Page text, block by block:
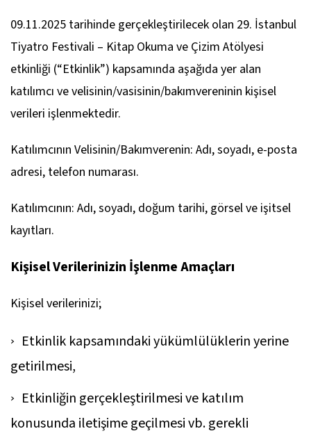
09.11.2025 tarihinde gerçekleştirilecek olan 29. İstanbul
Tiyatro Festivali – Kitap Okuma ve Çizim Atölyesi
etkinliği (“Etkinlik”) kapsamında aşağıda yer alan
katılımcı ve velisinin/vasisinin/bakımvereninin kişisel
verileri işlenmektedir.
Katılımcının Velisinin/Bakımverenin: Adı, soyadı, e-posta
adresi, telefon numarası.
Katılımcının: Adı, soyadı, doğum tarihi, görsel ve işitsel
kayıtları.
Kişisel Verilerinizin İşlenme Amaçları
Kişisel verilerinizi;
Etkinlik kapsamındaki yükümlülüklerin yerine
getirilmesi,
Etkinliğin gerçekleştirilmesi ve katılım
konusunda iletişime geçilmesi vb. gerekli